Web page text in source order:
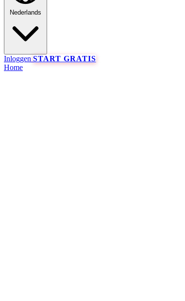
Nederlands
Inloggen START GRATIS
Home